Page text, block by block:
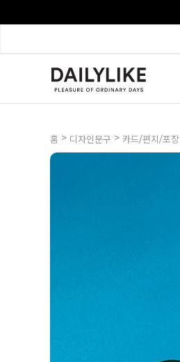
홈 > 디자인문구 > 카드/편지/포장